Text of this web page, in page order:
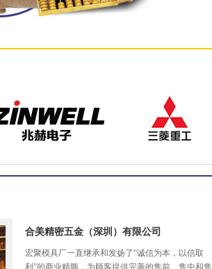
合美精密五金（深圳）有限公司
宏聚模具厂一直继承和发扬了“诚信为本，以信取
利”的商业精髓，为顾客提供完善的售前、售中和售